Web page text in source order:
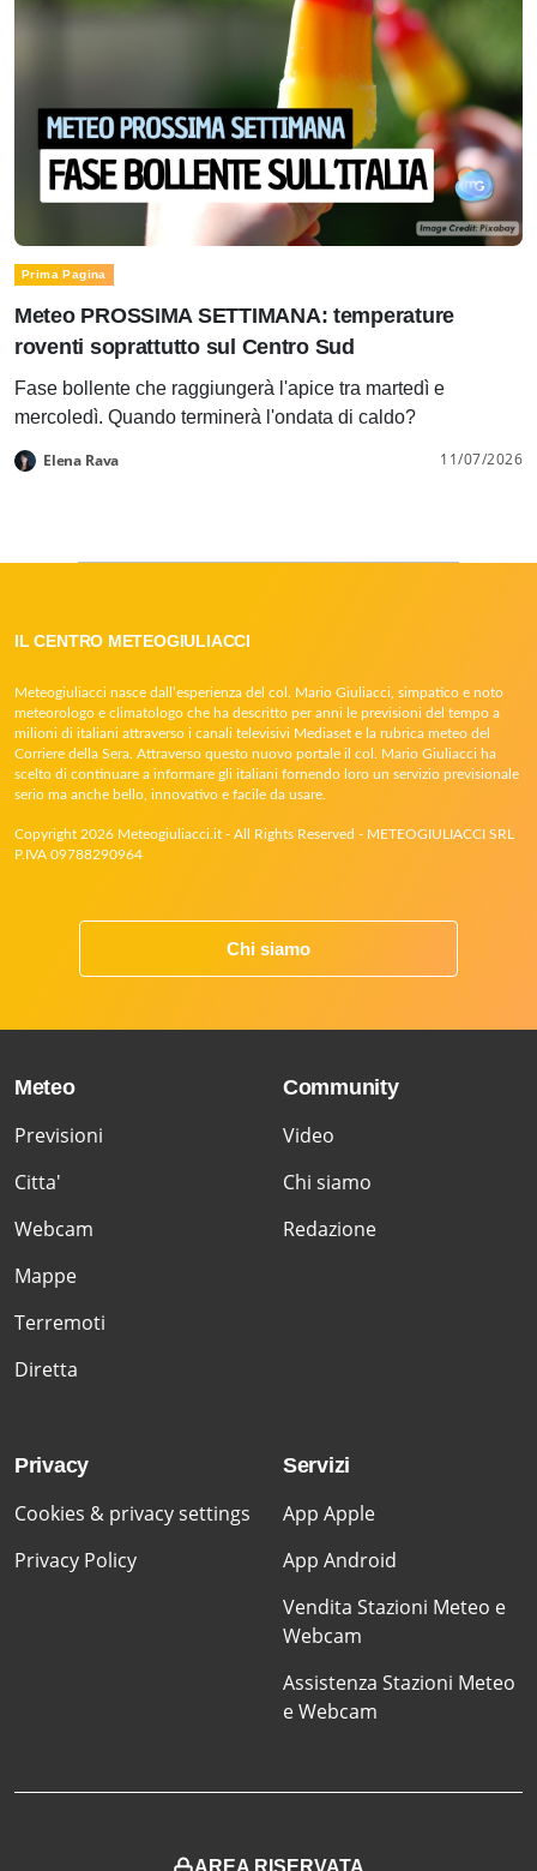
Prima Pagina
Meteo PROSSIMA SETTIMANA: temperature
roventi soprattutto sul Centro Sud
Fase bollente che raggiungerà l'apice tra martedì e
mercoledì. Quando terminerà l'ondata di caldo?
Elena Rava 11/07/2026
IL CENTRO METEOGIULIACCI
Meteogiuliacci nasce dall’esperienza del col. Mario Giuliacci, simpatico e noto
meteorologo e climatologo che ha descritto per anni le previsioni del tempo a
milioni di italiani attraverso i canali televisivi Mediaset e la rubrica meteo del
Corriere della Sera. Attraverso questo nuovo portale il col. Mario Giuliacci ha
scelto di continuare a informare gli italiani fornendo loro un servizio previsionale
serio ma anche bello, innovativo e facile da usare.
Copyright 2026 Meteogiuliacci.it - All Rights Reserved - METEOGIULIACCI SRL
P.IVA 09788290964
Chi siamo
Meteo
Previsioni
Citta'
Webcam
Mappe
Terremoti
Diretta
Community
Video
Chi siamo
Redazione
Privacy
Cookies & privacy settings
Privacy Policy
Servizi
App Apple
App Android
Vendita Stazioni Meteo e
Webcam
Assistenza Stazioni Meteo
e Webcam
AREA RISERVATA